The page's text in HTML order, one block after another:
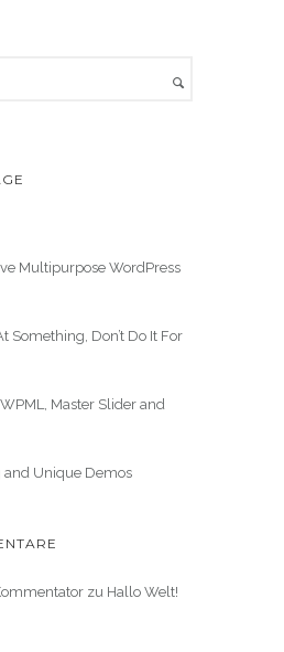
Multipurpose WordPress
Something, Don’t Do It For
Master Slider and
Unique Demos
zu Hallo Welt!